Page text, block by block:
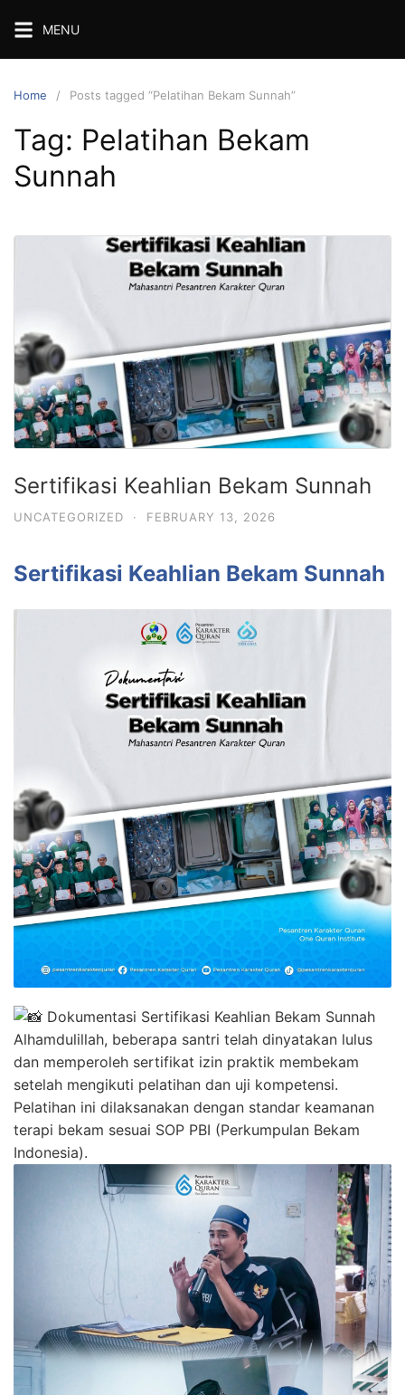
content
MENU
Home Posts tagged “Pelatihan Bekam Sunnah”
Tag: Pelatihan Bekam
Sunnah
Sertifikasi Keahlian Bekam Sunnah
UNCATEGORIZED · FEBRUARY 13, 2026
Sertifikasi Keahlian Bekam Sunnah
Dokumentasi Sertifikasi Keahlian Bekam Sunnah
Alhamdulillah, beberapa santri telah dinyatakan lulus
dan memperoleh sertifikat izin praktik membekam
setelah mengikuti pelatihan dan uji kompetensi.
Pelatihan ini dilaksanakan dengan standar keamanan
terapi bekam sesuai SOP PBI (Perkumpulan Bekam
Indonesia).